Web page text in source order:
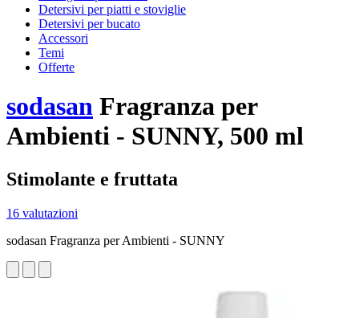
Detersivi per piatti e stoviglie
Detersivi per bucato
Accessori
Temi
Offerte
sodasan Fragranza per
Ambienti - SUNNY, 500 ml
Stimolante e fruttata
16 valutazioni
sodasan Fragranza per Ambienti - SUNNY